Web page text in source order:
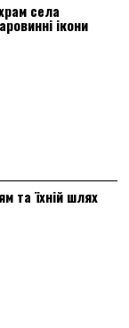
села
ікони
та їхній шлях